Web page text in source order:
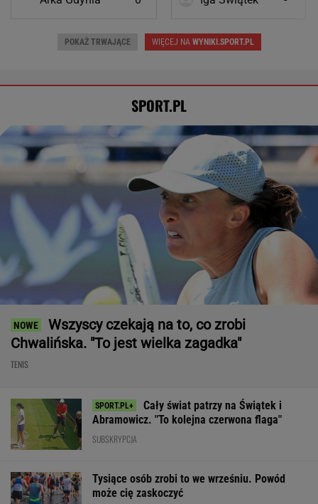
POKAŻ TRWAJĄCE WIĘCEJ NAWYNIKI.SPORT.PL
SPORT.PL
Wszyscy czekają na to, co zrobi
Chwalińska. "To jest wielka zagadka"
TENIS
Cały świat patrzy na Świątek i
Abramowicz. "To kolejna czerwona flaga"
SUBSKRYPCJA
Tysiące osób zrobi to we wrześniu. Powód
może cię zaskoczyć